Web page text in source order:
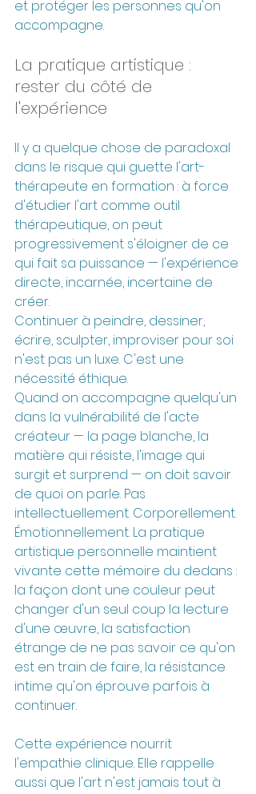
et protéger les personnes qu'on
accompagne.
La pratique artistique :
rester du côté de
l'expérience
Il y a quelque chose de paradoxal
dans le risque qui guette l'art-
thérapeute en formation : à force
d'étudier l'art comme outil
thérapeutique, on peut
progressivement s'éloigner de ce
qui fait sa puissance — l'expérience
directe, incarnée, incertaine de
créer.
Continuer à peindre, dessiner,
écrire, sculpter, improviser pour soi
n'est pas un luxe. C'est une
nécessité éthique.
Quand on accompagne quelqu'un
dans la vulnérabilité de l'acte
créateur — la page blanche, la
matière qui résiste, l'image qui
surgit et surprend — on doit savoir
de quoi on parle. Pas
intellectuellement. Corporellement.
Émotionnellement. La pratique
artistique personnelle maintient
vivante cette mémoire du dedans :
la façon dont une couleur peut
changer d'un seul coup la lecture
d'une œuvre, la satisfaction
étrange de ne pas savoir ce qu'on
est en train de faire, la résistance
intime qu'on éprouve parfois à
continuer.
Cette expérience nourrit
l'empathie clinique. Elle rappelle
aussi que l'art n'est jamais tout à